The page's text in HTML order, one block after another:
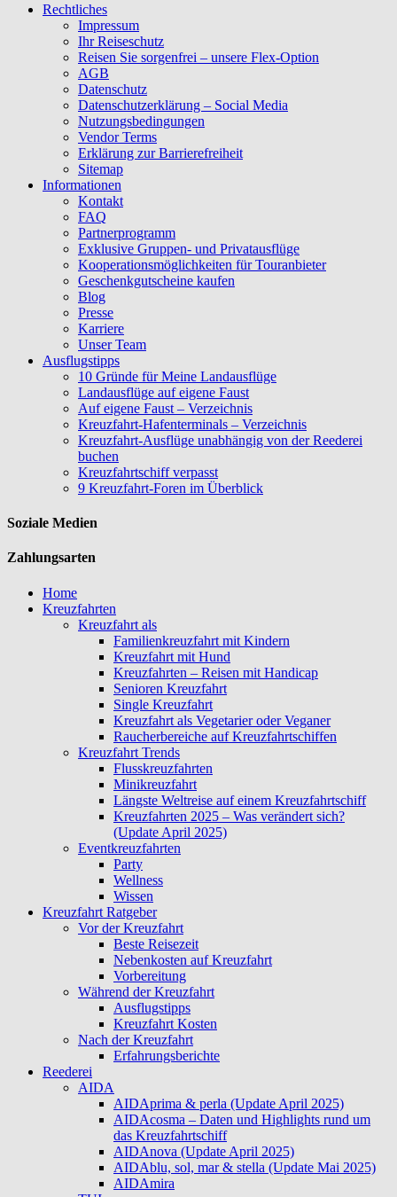
Rechtliches
Impressum
Ihr Reiseschutz
Reisen Sie sorgenfrei – unsere Flex-Option
AGB
Datenschutz
Datenschutzerklärung – Social Media
Nutzungsbedingungen
Vendor Terms
Erklärung zur Barrierefreiheit
Sitemap
Informationen
Kontakt
FAQ
Partnerprogramm
Exklusive Gruppen- und Privatausflüge
Kooperationsmöglichkeiten für Touranbieter
Geschenkgutscheine kaufen
Blog
Presse
Karriere
Unser Team
Ausflugstipps
10 Gründe für Meine Landausflüge
Landausflüge auf eigene Faust
Auf eigene Faust – Verzeichnis
Kreuzfahrt-Hafenterminals – Verzeichnis
Kreuzfahrt-Ausflüge unabhängig von der Reederei
buchen
Kreuzfahrtschiff verpasst
9 Kreuzfahrt-Foren im Überblick
Soziale Medien
Zahlungsarten
Home
Kreuzfahrten
Kreuzfahrt als
Familienkreuzfahrt mit Kindern
Kreuzfahrt mit Hund
Kreuzfahrten – Reisen mit Handicap
Senioren Kreuzfahrt
Single Kreuzfahrt
Kreuzfahrt als Vegetarier oder Veganer
Raucherbereiche auf Kreuzfahrtschiffen
Kreuzfahrt Trends
Flusskreuzfahrten
Minikreuzfahrt
Längste Weltreise auf einem Kreuzfahrtschiff
Kreuzfahrten 2025 – Was verändert sich?
(Update April 2025)
Eventkreuzfahrten
Party
Wellness
Wissen
Kreuzfahrt Ratgeber
Vor der Kreuzfahrt
Beste Reisezeit
Nebenkosten auf Kreuzfahrt
Vorbereitung
Während der Kreuzfahrt
Ausflugstipps
Kreuzfahrt Kosten
Nach der Kreuzfahrt
Erfahrungsberichte
Reederei
AIDA
AIDAprima & perla (Update April 2025)
AIDAcosma – Daten und Highlights rund um
das Kreuzfahrtschiff
AIDAnova (Update April 2025)
AIDAblu, sol, mar & stella (Update Mai 2025)
AIDAmira